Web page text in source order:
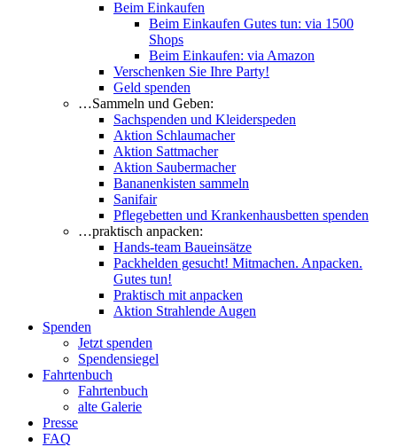
Beim Einkaufen
Beim Einkaufen Gutes tun: via 1500
Shops
Beim Einkaufen: via Amazon
Verschenken Sie Ihre Party!
Geld spenden
…Sammeln und Geben:
Sachspenden und Kleiderspeden
Aktion Schlaumacher
Aktion Sattmacher
Aktion Saubermacher
Bananenkisten sammeln
Sanifair
Pflegebetten und Krankenhausbetten spenden
…praktisch anpacken:
Hands-team Baueinsätze
Packhelden gesucht! Mitmachen. Anpacken.
Gutes tun!
Praktisch mit anpacken
Aktion Strahlende Augen
Spenden
Jetzt spenden
Spendensiegel
Fahrtenbuch
Fahrtenbuch
alte Galerie
Presse
FAQ